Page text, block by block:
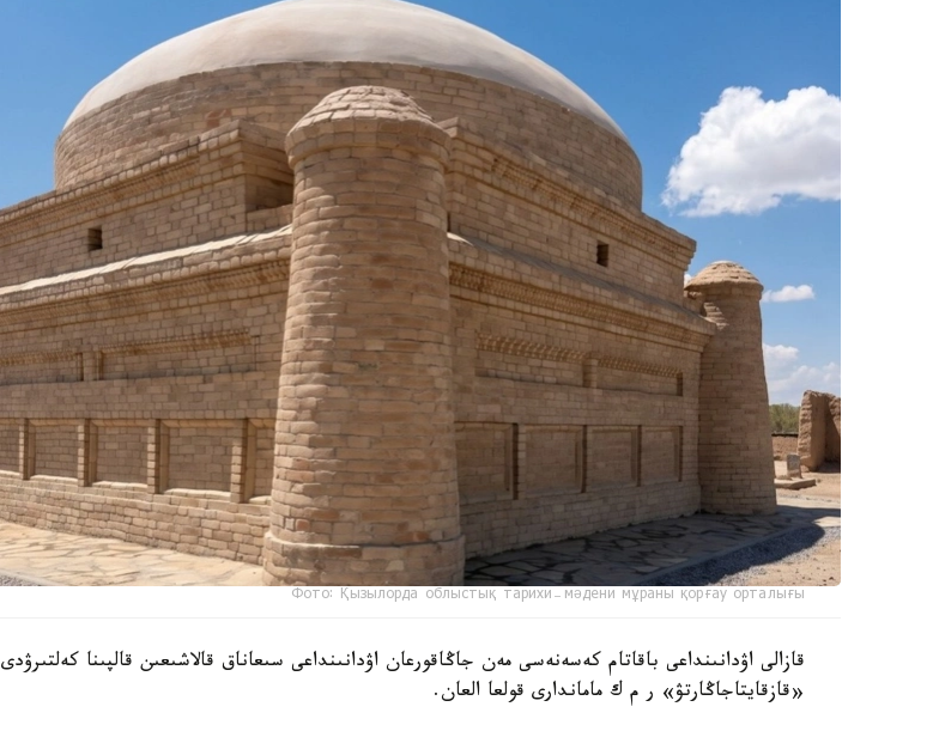
Фото: Қызылорда облыстық тарихи-мәдени мұраны қорғау орталығы
قازالى اۋدانىنداعى باقاتام كەسەنەسى مەن جاڭاقورعان اۋدانىنداعى سىعاناق قالاشىعىن قالپىنا كەلتىرۋدى
«قازقايتاجاڭارتۋ» ر م ك ماماندارى قولعا العان.